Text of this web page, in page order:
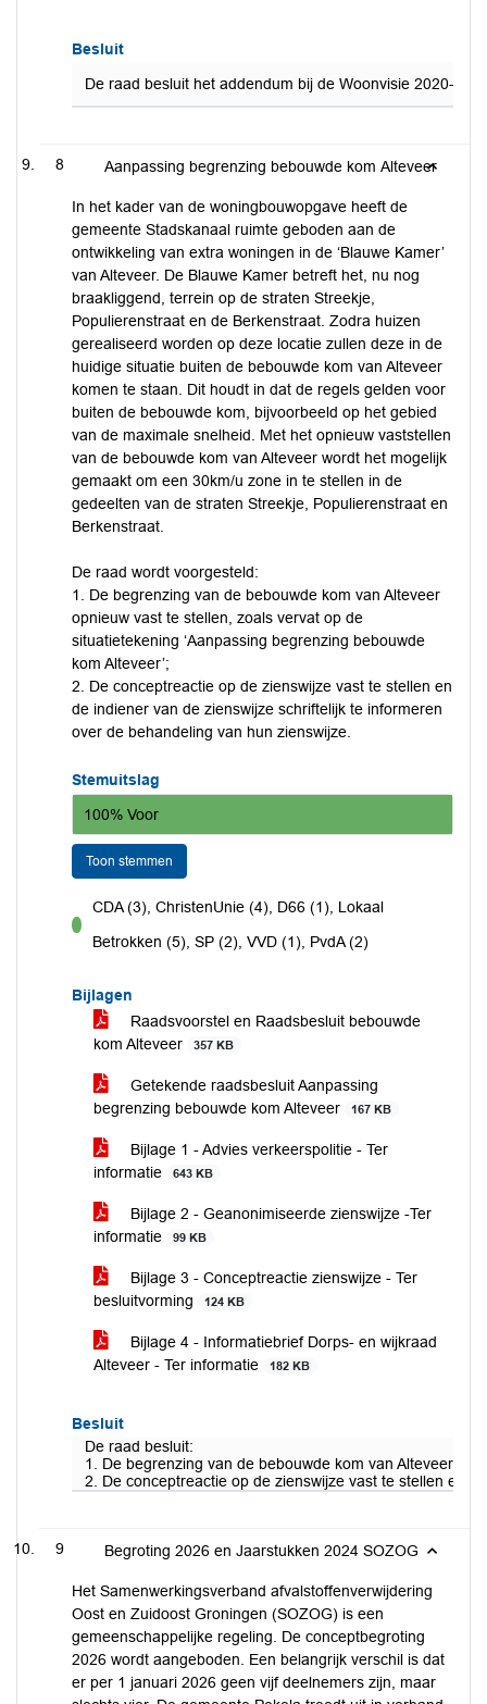
Besluit
De raad besluit het addendum bij de Woonvisie 2020-
8 Aanpassing begrenzing bebouwde kom Alteveer
In het kader van de woningbouwopgave heeft de
gemeente Stadskanaal ruimte geboden aan de
ontwikkeling van extra woningen in de ‘Blauwe Kamer’
van Alteveer. De Blauwe Kamer betreft het, nu nog
braakliggend, terrein op de straten Streekje,
Populierenstraat en de Berkenstraat. Zodra huizen
gerealiseerd worden op deze locatie zullen deze in de
huidige situatie buiten de bebouwde kom van Alteveer
komen te staan. Dit houdt in dat de regels gelden voor
buiten de bebouwde kom, bijvoorbeeld op het gebied
van de maximale snelheid. Met het opnieuw vaststellen
van de bebouwde kom van Alteveer wordt het mogelijk
gemaakt om een 30km/u zone in te stellen in de
gedeelten van de straten Streekje, Populierenstraat en
Berkenstraat.
De raad wordt voorgesteld:
1. De begrenzing van de bebouwde kom van Alteveer
opnieuw vast te stellen, zoals vervat op de
situatietekening ‘Aanpassing begrenzing bebouwde
kom Alteveer’;
2. De conceptreactie op de zienswijze vast te stellen en
de indiener van de zienswijze schriftelijk te informeren
over de behandeling van hun zienswijze.
Stemuitslag
100% Voor
Toon stemmen
voor
CDA (3), ChristenUnie (4), D66 (1), Lokaal
Betrokken (5), SP (2), VVD (1), PvdA (2)
Bijlagen
Raadsvoorstel en Raadsbesluit bebouwde
kom Alteveer
357 KB
Getekende raadsbesluit Aanpassing
begrenzing bebouwde kom Alteveer
167 KB
Bijlage 1 - Advies verkeerspolitie - Ter
informatie
643 KB
Bijlage 2 - Geanonimiseerde zienswijze -Ter
informatie
99 KB
Bijlage 3 - Conceptreactie zienswijze - Ter
besluitvorming
124 KB
Bijlage 4 - Informatiebrief Dorps- en wijkraad
Alteveer - Ter informatie
182 KB
Besluit
De raad besluit:
1. De begrenzing van de bebouwde kom van Alteveer
2. De conceptreactie op de zienswijze vast te stellen en
9 Begroting 2026 en Jaarstukken 2024 SOZOG
Het Samenwerkingsverband afvalstoffenverwijdering
Oost en Zuidoost Groningen (SOZOG) is een
gemeenschappelijke regeling. De conceptbegroting
2026 wordt aangeboden. Een belangrijk verschil is dat
er per 1 januari 2026 geen vijf deelnemers zijn, maar